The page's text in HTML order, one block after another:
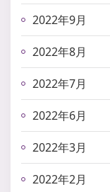
2022年9月
2022年8月
2022年7月
2022年6月
2022年3月
2022年2月